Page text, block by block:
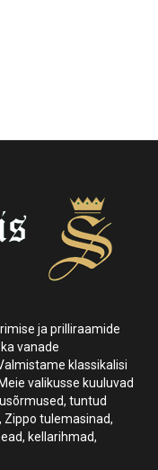
ja prilliraamide
vanade
klassikalisi
valikusse kuuluvad
tuntud
Zippo tulemasinad,
kellarihmad,